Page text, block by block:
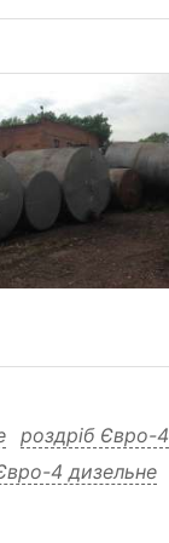
роздріб Євро-4
4 дизельне